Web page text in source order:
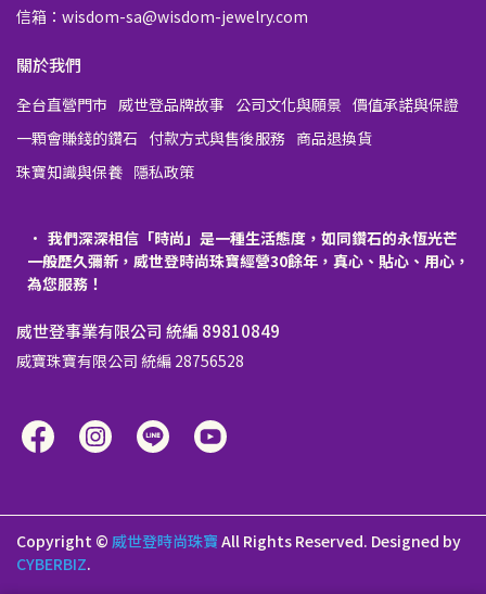
信箱：wisdom-sa@wisdom-jewelry.com
關於我們
全台直營門市 威世登品牌故事 公司文化與願景 價值承諾與保證
一顆會賺錢的鑽石 付款方式與售後服務 商品退換貨
珠寶知識與保養 隱私政策
我們深深相信「時尚」是一種生活態度，如同鑽石的永恆光芒
一般歷久彌新，威世登時尚珠寶經營30餘年，真心、貼心、用心，
為您服務！
威世登事業有限公司 統編 89810849
威寶珠寶有限公司 統編 28756528
Copyright © 威世登時尚珠寶 All Rights Reserved. Designed by
CYBERBIZ.